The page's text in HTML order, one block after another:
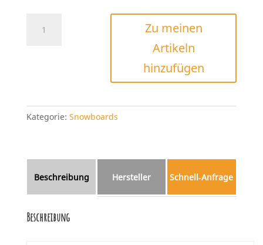
Tech
Zu meinen
Artikeln
hinzufügen
Kategorie: Snowboards
Beschreibung Hersteller Schnell‑Anfrage
Beschreibung